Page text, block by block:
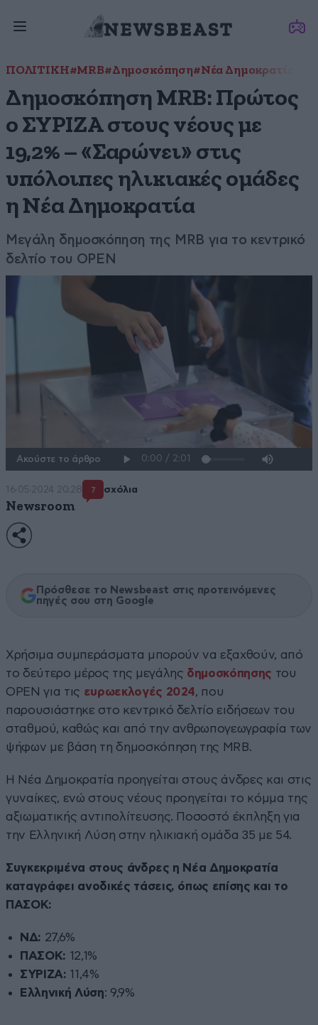
ΠΟΛΙΤΙΚΗ#MRB#Δημοσκόπηση#Νέα Δημοκρατία
Δημοσκόπηση MRB: Πρώτος
ο ΣΥΡΙΖΑ στους νέους με
19,2% – «Σαρώνει» στις
υπόλοιπες ηλικιακές ομάδες
η Νέα Δημοκρατία
Μεγάλη δημοσκόπηση της MRB για το κεντρικό
δελτίο του OPEN
Ακούστε το άρθρο
16·05·2024 20:28 7 σχόλια
Newsroom
Πρόσθεσε το Newsbeast στις προτεινόμενες
πηγές σου στη Google
Χρήσιμα συμπεράσματα μπορούν να εξαχθούν, από
το δεύτερο μέρος της μεγάλης δημοσκόπησης του
OPEN για τις ευρωεκλογές 2024, που
παρουσιάστηκε στο κεντρικό δελτίο ειδήσεων του
σταθμού, καθώς και από την ανθρωπογεωγραφία των
ψήφων με βάση τη δημοσκόπηση της MRB.
Η Νέα Δημοκρατία προηγείται στους άνδρες και στις
γυναίκες, ενώ στους νέους προηγείται το κόμμα της
αξιωματικής αντιπολίτευσης. Ποσοστό έκπληξη για
την Ελληνική Λύση στην ηλικιακή ομάδα 35 με 54.
Συγκεκριμένα στους άνδρες η Νέα Δημοκρατία
καταγράφει ανοδικές τάσεις, όπως επίσης και το
ΠΑΣΟΚ:
ΝΔ: 27,6%
ΠΑΣΟΚ: 12,1%
ΣΥΡΙΖΑ: 11,4%
Ελληνική Λύση: 9,9%